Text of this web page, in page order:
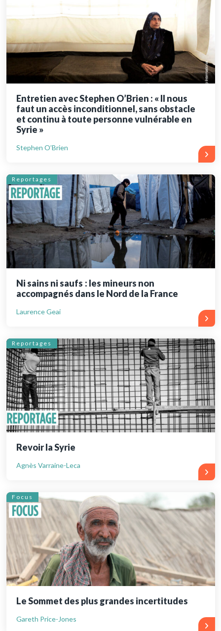
Entretien avec Stephen O’Brien : « Il nous
faut un accès inconditionnel, sans obstacle
et continu à toute personne vulnérable en
Syrie »
Stephen O’Brien
Reportages
Ni sains ni saufs : les mineurs non
accompagnés dans le Nord de la France
Laurence Geai
Reportages
Revoir la Syrie
Agnès Varraine-Leca
Focus
Le Sommet des plus grandes incertitudes
Gareth Price-Jones